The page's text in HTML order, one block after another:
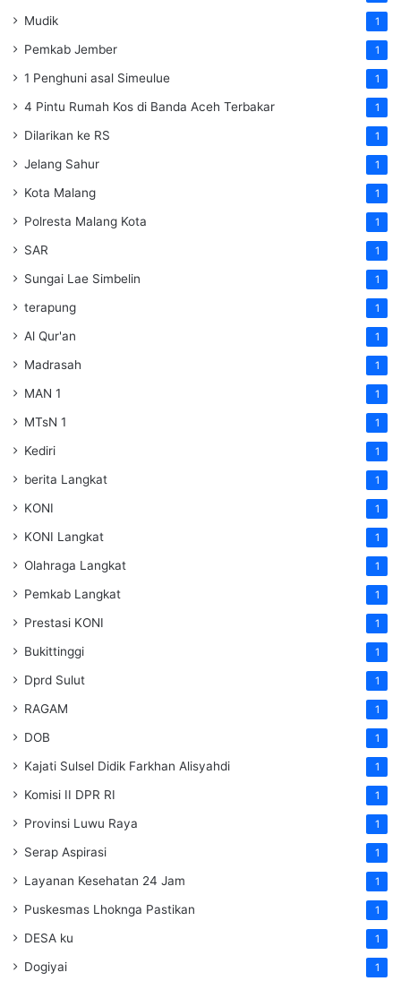
Mudik 1
Pemkab Jember 1
1 Penghuni asal Simeulue 1
4 Pintu Rumah Kos di Banda Aceh Terbakar 1
Dilarikan ke RS 1
Jelang Sahur 1
Kota Malang 1
Polresta Malang Kota 1
SAR 1
Sungai Lae Simbelin 1
terapung 1
Al Qur'an 1
Madrasah 1
MAN 1 1
MTsN 1 1
Kediri 1
berita Langkat 1
KONI 1
KONI Langkat 1
Olahraga Langkat 1
Pemkab Langkat 1
Prestasi KONI 1
Bukittinggi 1
Dprd Sulut 1
RAGAM 1
DOB 1
Kajati Sulsel Didik Farkhan Alisyahdi 1
Komisi II DPR RI 1
Provinsi Luwu Raya 1
Serap Aspirasi 1
Layanan Kesehatan 24 Jam 1
Puskesmas Lhoknga Pastikan 1
DESA ku 1
Dogiyai 1